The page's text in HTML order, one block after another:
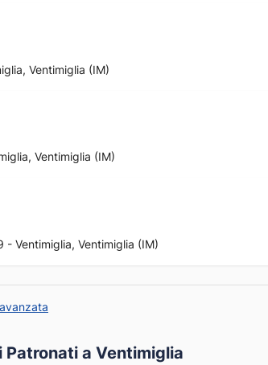
Ventimiglia (IM)
Ventimiglia (IM)
Ventimiglia, Ventimiglia (IM)
a Ventimiglia